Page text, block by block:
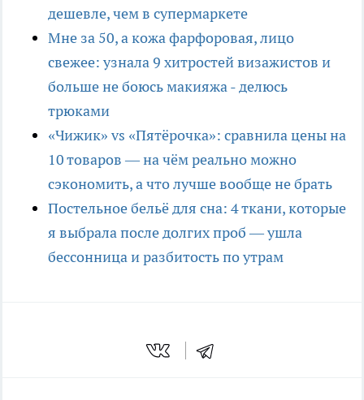
дешевле, чем в супермаркете
Мне за 50, а кожа фарфоровая, лицо
свежее: узнала 9 хитростей визажистов и
больше не боюсь макияжа - делюсь
трюками
«Чижик» vs «Пятёрочка»: сравнила цены на
10 товаров — на чём реально можно
сэкономить, а что лучше вообще не брать
Постельное бельё для сна: 4 ткани, которые
я выбрала после долгих проб — ушла
бессонница и разбитость по утрам